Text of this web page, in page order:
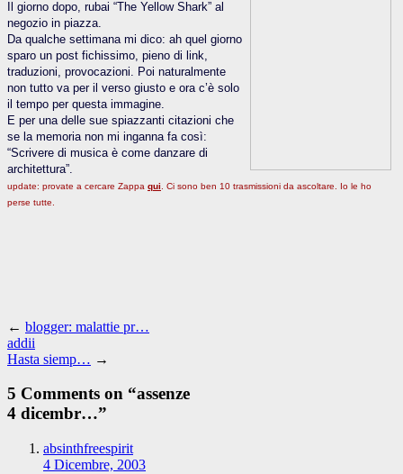
Il giorno dopo, rubai “The Yellow Shark” al
negozio in piazza.
Da qualche settimana mi dico: ah quel giorno
sparo un post fichissimo, pieno di link,
traduzioni, provocazioni. Poi naturalmente
non tutto va per il verso giusto e ora c’è solo
il tempo per questa immagine.
E per una delle sue spiazzanti citazioni che
se la memoria non mi inganna fa così:
“Scrivere di musica è come danzare di
architettura”.
update: provate a cercare Zappa qui . Ci sono ben 10 trasmissioni da ascoltare. Io le ho
perse tutte.
← blogger: malattie pr…
addii
Hasta siemp… →
5 Comments on “assenze
4 dicembr…”
absinthfreespirit
4 Dicembre, 2003